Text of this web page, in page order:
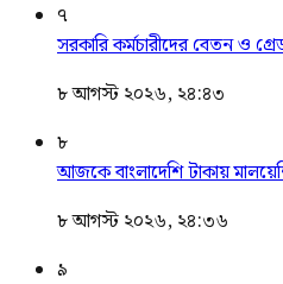
৭
সরকারি কর্মচারীদের বেতন ও
৮ আগস্ট ২০২৬, ২৪:৪৩
৮
আজকে বাংলাদেশি টাকায়
৮ আগস্ট ২০২৬, ২৪:৩৬
৯